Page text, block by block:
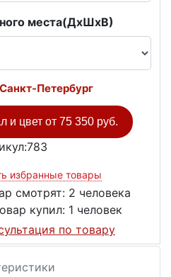
места(ДxШxВ)
Петербург
и цвет от 75 350 руб.
избранные товары
смотрят: 2 человека
купил: 1 человек
по товару